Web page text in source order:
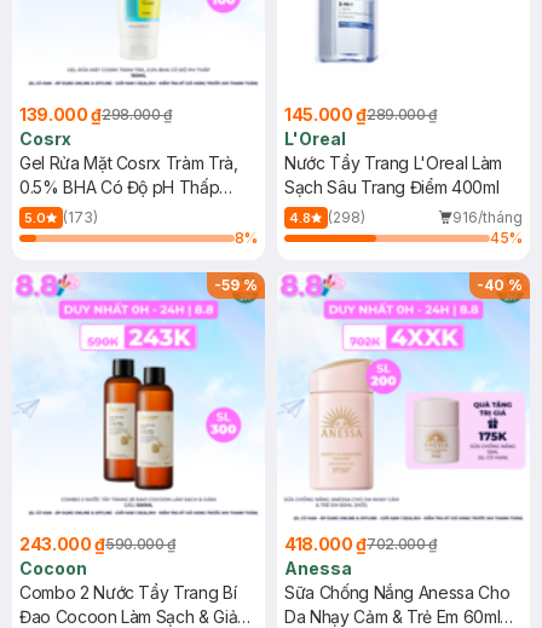
139.000 ₫298.000 ₫
Cosrx
Gel Rửa Mặt Cosrx Tràm Trà,
0.5% BHA Có Độ pH Thấp
150ml
5.0
(173)
8%
145.000 ₫289.000 ₫
L'Oreal
Nước Tẩy Trang L'Oreal Làm
Sạch Sâu Trang Điểm 400ml
4.8 (298)
916/tháng
45%
-59%
243.000 ₫590.000 ₫
Cocoon
Combo 2 Nước Tẩy Trang Bí
Đao Cocoon Làm Sạch & Giảm
-40%
418.000 ₫702.000 ₫
Anessa
Sữa Chống Nắng Anessa Cho
Da Nhạy Cảm & Trẻ Em 60ml